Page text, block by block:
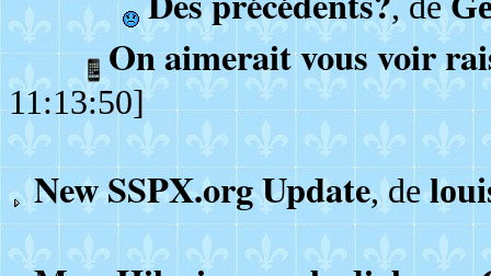
On aimerait vous voir
11:13:50]
New SSPX.org Update, de